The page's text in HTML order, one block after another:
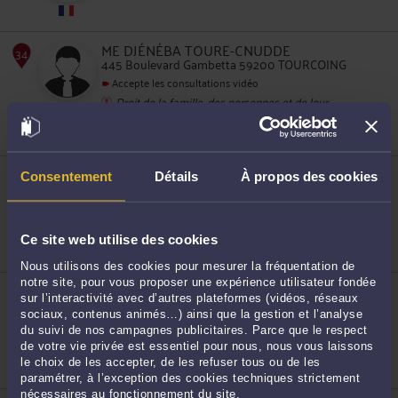
Consentement Détails À propos des cookies
Ce site web utilise des cookies
Nous utilisons des cookies pour mesurer la fréquentation de
notre site, pour vous proposer une expérience utilisateur fondée
sur l’interactivité avec d’autres plateformes (vidéos, réseaux
sociaux, contenus animés…) ainsi que la gestion et l’analyse
du suivi de nos campagnes publicitaires. Parce que le respect
de votre vie privée est essentiel pour nous, nous vous laissons
le choix de les accepter, de les refuser tous ou de les
paramétrer, à l’exception des cookies techniques strictement
nécessaires au fonctionnement du site.
33
ME DJÉNÉBA TOURE-CNUDDE
445 Boulevard Gambetta 59200 TOURCOING
Accepte les consultations vidéo
Droit de la famille, des personnes et de leur
ME NORA MISSAOUI-LEFEBVRE
445, Boulevard Gambetta 59200 TOURCOING
Droit pénal
patrimoine
Droit des enfants
ME VÉRONIQUE MICHÈLE METANGMO
246 C Chaussée Denis Papin 59200 TOURCOING
Droit international et de l'Union européenne